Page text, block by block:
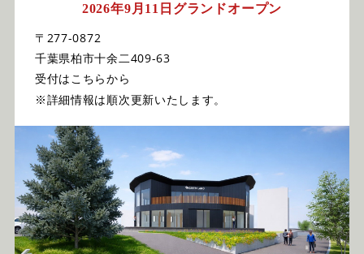
2026年9月11日グランドオープン
〒277-0872
千葉県柏市十余二409-63
受付はこちらから
※詳細情報は順次更新いたします。